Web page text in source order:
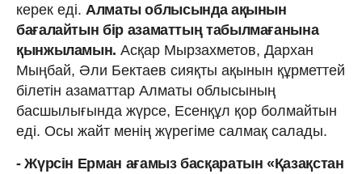
керек еді. Алматы облысында ақынын
бағалайтын бір азаматтың табылмағанына
қынжыламын. Асқар Мырзахметов, Дархан
Мыңбай, Әли Бектаев сияқты ақынын құрметтей
білетін азаматтар Алматы облысының
басшылығында жүрсе, Есенқұл қор болмайтын
еді. Осы жайт менің жүрегіме салмақ салады.
- Жүрсін Ерман ағамыз басқаратын «Қазақстан